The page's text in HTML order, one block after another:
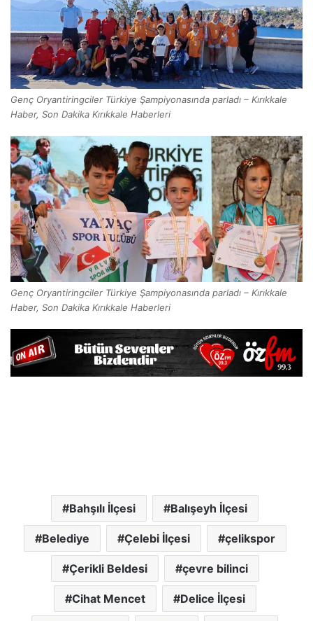
Genç Oryantiringciler Türkiye Şampiyonasında parladı – Kırıkkale
Haber, Son Dakika Kırıkkale Haberleri
Genç Oryantiringciler Türkiye Şampiyonasında parladı – Kırıkkale
Haber, Son Dakika Kırıkkale Haberleri
Bahşılı İlçesi Balışeyh İlçesi
Belediye Çelebi İlçesi çelikspor
Çerikli Beldesi çevre bilinci
Cihat Mencet Delice İlçesi